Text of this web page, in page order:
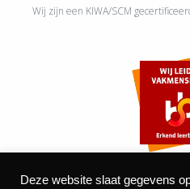
Wij zijn een KIWA/SCM
Deze website slaat gegevens